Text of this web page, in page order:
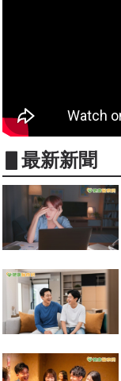
▋最新新聞